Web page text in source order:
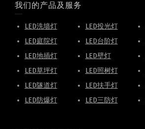
我们的产品及服务
LED洗墙灯 LED投光灯
LED庭院灯
LED台阶灯
LED地插灯
LED壁灯
LED草坪灯
LED照树灯
LED隧道灯
LED扶手灯
LED防爆灯
LED三防灯